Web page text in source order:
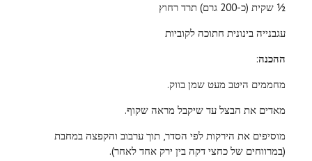
½ שקית (כ-200 גרם) תרד רחוץ
עגבנייה בינונית חתוכה לקוביות
ההכנה:
מחממים היטב מעט שמן בווק.
מאדים את הבצל עד שיקבל מראה שקוף.
מוסיפים את הירקות לפי הסדר, תוך ערבוב והקפצה במחבת
(במרווחים של כחצי דקה בין ירק אחד לאחר).